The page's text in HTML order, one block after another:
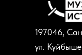
ул.
197046,